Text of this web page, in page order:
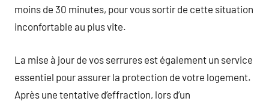
moins de 30 minutes, pour vous sortir de cette situation
inconfortable au plus vite.
La mise à jour de vos serrures est également un service
essentiel pour assurer la protection de votre logement.
Après une tentative d’effraction, lors d’un